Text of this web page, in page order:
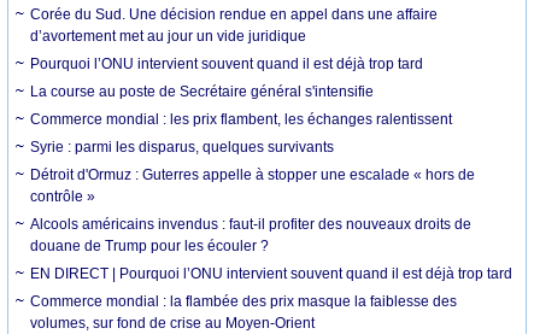
Corée du Sud. Une décision rendue en appel dans une affaire
d’avortement met au jour un vide juridique
Pourquoi l’ONU intervient souvent quand il est déjà trop tard
La course au poste de Secrétaire général s'intensifie
Commerce mondial : les prix flambent, les échanges ralentissent
Syrie : parmi les disparus, quelques survivants
Détroit d'Ormuz : Guterres appelle à stopper une escalade « hors de
contrôle »
Alcools américains invendus : faut-il profiter des nouveaux droits de
douane de Trump pour les écouler ?
EN DIRECT | Pourquoi l’ONU intervient souvent quand il est déjà trop tard
Commerce mondial : la flambée des prix masque la faiblesse des
volumes, sur fond de crise au Moyen-Orient